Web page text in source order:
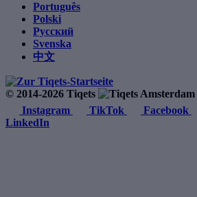
Português
Polski
Русский
Svenska
中文
© 2014-2026 Tiqets
Instagram
TikTok Facebook
LinkedIn